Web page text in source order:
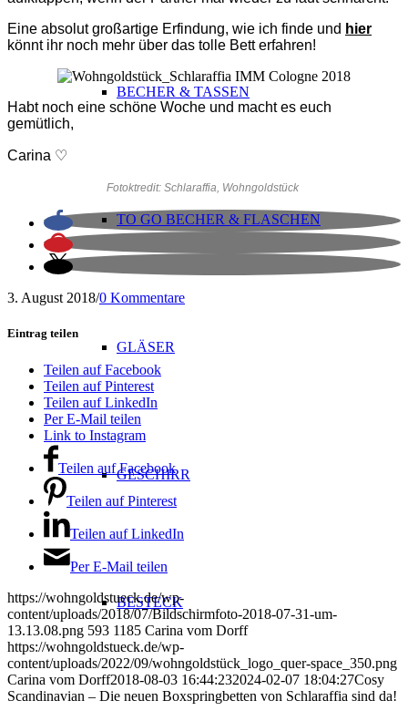
BECHER & TASSEN
TO GO BECHER & FLASCHEN
GLÄSER
GESCHIRR
BESTECK
Eine absolut großartige Erfindung, wie ich finde und hier
könnt ihr noch mehr über das tolle Bett erfahren!
Habt noch eine schöne Woche und macht es euch
gemütlich,
Carina ♡
Fotoktredit: Schlaraffia, Wohngoldstück
3. August 2018/0 Kommentare
Eintrag teilen
Teilen auf Facebook
Teilen auf Pinterest
Teilen auf LinkedIn
Per E-Mail teilen
Link to Instagram
Teilen auf Facebook
Teilen auf Pinterest
Teilen auf LinkedIn
Per E-Mail teilen
https://wohngoldstueck.de/wp-
content/uploads/2018/07/Bildschirmfoto-2018-07-31-um-
13.13.08.png 593 1185 Carina vom Dorff
https://wohngoldstueck.de/wp-
content/uploads/2022/09/wohngoldstück_logo_quer-space_350.png
Carina vom Dorff2018-08-03 16:44:232024-02-07 18:04:27Cosy
Scandinavian – Die neuen Boxspringbetten von Schlaraffia sind da!